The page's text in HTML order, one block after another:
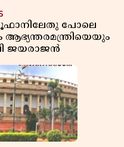
പോലെ
ജയരാജൻ